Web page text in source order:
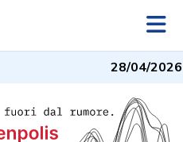
28/04/2026